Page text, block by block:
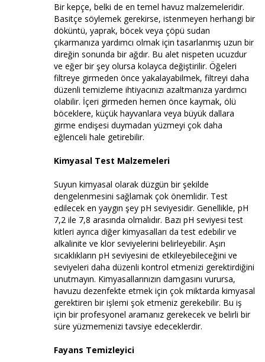
Bir kepçe, belki de en temel havuz malzemeleridir.
Basitçe söylemek gerekirse, istenmeyen herhangi bir
döküntü, yaprak, böcek veya çöpü sudan
çıkarmanıza yardımcı olmak için tasarlanmış uzun bir
direğin sonunda bir ağdır. Bu alet nispeten ucuzdur
ve eğer bir şey olursa kolayca değiştirilir. Öğeleri
filtreye girmeden önce yakalayabilmek, filtreyi daha
düzenli temizleme ihtiyacınızı azaltmanıza yardımcı
olabilir. İçeri girmeden hemen önce kaymak, ölü
böceklere, küçük hayvanlara veya büyük dallara
girme endişesi duymadan yüzmeyi çok daha
eğlenceli hale getirebilir.
Kimyasal Test Malzemeleri
Suyun kimyasal olarak düzgün bir şekilde
dengelenmesini sağlamak çok önemlidir. Test
edilecek en yaygın şey pH seviyesidir. Genellikle, pH
7,2 ile 7,8 arasında olmalıdır. Bazı pH seviyesi test
kitleri ayrıca diğer kimyasalları da test edebilir ve
alkalinite ve klor seviyelerini belirleyebilir. Aşırı
sıcaklıkların pH seviyesini de etkileyebileceğini ve
seviyeleri daha düzenli kontrol etmenizi gerektirdiğini
unutmayın. Kimyasallarınızın damgasını vurursa,
havuzu dezenfekte etmek için çok miktarda kimyasal
gerektiren bir işlemi şok etmeniz gerekebilir. Bu iş
için bir profesyonel aramanız gerekecek ve belirli bir
süre yüzmemenizi tavsiye edeceklerdir.
Fayans Temizleyici